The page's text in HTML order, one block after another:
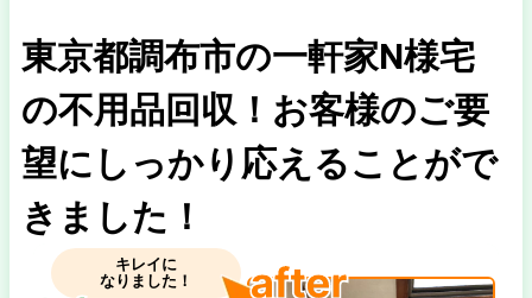
東京都調布市の一軒家N様宅
の不用品回収！お客様のご要
望にしっかり応えることがで
きました！
キレイに
なりました！